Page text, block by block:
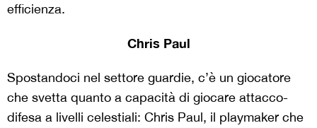
efficienza.
Chris Paul
Spostandoci nel settore guardie, c’è un giocatore
che svetta quanto a capacità di giocare attacco-
difesa a livelli celestiali: Chris Paul, il playmaker che